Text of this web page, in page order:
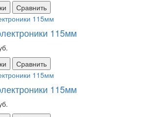
Сравнить
115мм
Сравнить
115мм